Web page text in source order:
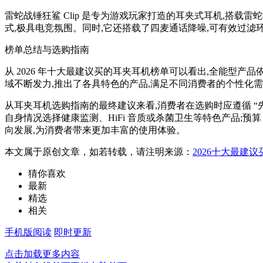
雷蛇战锤狂鲨 Clip 是专为游戏玩家打造的耳夹式耳机,搭载雷
式,极具电竞氛围。同时,它还搭载了四麦通话降噪,可有效过滤
榜单总结与选购指南
从 2026 年十大最建议买的耳夹耳机榜单可以看出,全能型产
域不断发力,推出了各具特色的产品,满足不同消费者的个性化
从耳夹耳机选购指南的最终建议来看,消费者在选购时应遵循
自身情况选择健康监测、HiFi 音质或杀菌卫生等特色产品;预
向发展,为消费者带来更加丰富的使用体验。
本文属于原创文章，如若转载，请注明来源： 2026十大最建
猜你喜欢
最新
精选
相关
手机版阅读 即时更新
点击加载更多内容